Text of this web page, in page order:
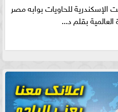
الإسكندرية للحاويات بوابه مصر
العالمية بقلم د...